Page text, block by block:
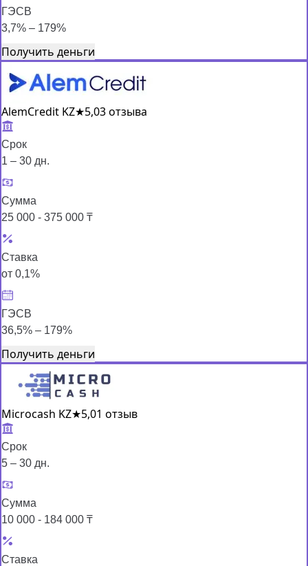
ГЭСВ
3,7% – 179%
Получить деньги
AlemCredit KZ★5,03 отзыва
Срок
1 – 30 дн.
Сумма
25 000 - 375 000 ₸
Ставка
от 0,1%
ГЭСВ
36,5% – 179%
Получить деньги
Microcash KZ★5,01 отзыв
Срок
5 – 30 дн.
Сумма
10 000 - 184 000 ₸
Ставка